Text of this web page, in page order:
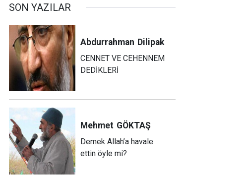
SON YAZILAR
Abdurrahman Dilipak
CENNET VE CEHENNEM
DEDİKLERİ
Mehmet GÖKTAŞ
Demek Allah’a havale
ettin öyle mi?